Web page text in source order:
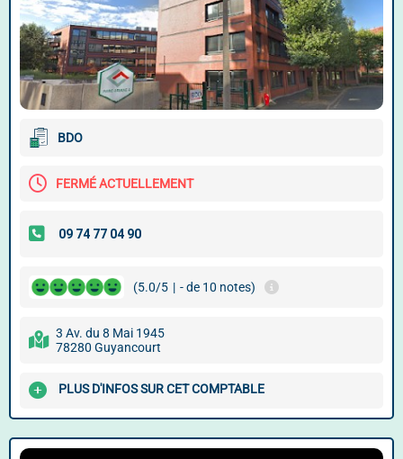
BDO
FERMÉ ACTUELLEMENT
(5.0/5 | - de 10 notes)
3 Av. du 8 Mai 1945
78280 Guyancourt
PLUS D'INFOS SUR CET COMPTABLE